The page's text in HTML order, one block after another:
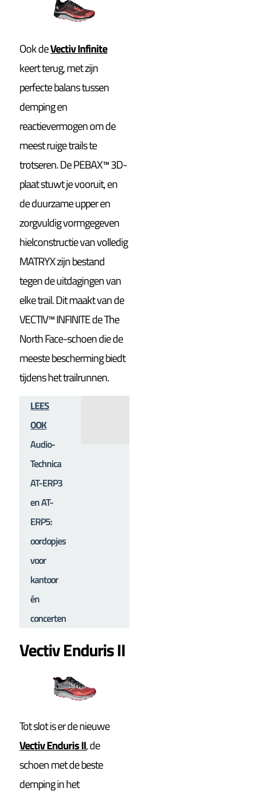
Ook deVectiv Infinite
keert terug, met zijn
perfecte balans tussen
demping en
reactievermogen om de
meest ruige trails te
trotseren. De PEBAX™ 3D-
plaat stuwt je vooruit, en
de duurzame upper en
zorgvuldig vormgegeven
hielconstructie van volledig
MATRYX zijn bestand
tegen de uitdagingen van
elke trail. Dit maakt van de
VECTIV™ INFINITE de The
North Face-schoen die de
meeste bescherming biedt
tijdens het trailrunnen.
LEES
OOK
Audio-
Technica
AT-ERP3
en AT-
ERP5:
oordopjes
voor
kantoor
én
concerten
Vectiv Enduris II
Tot slot is er de nieuwe
Vectiv Enduris II, de
schoen met de beste
demping in het